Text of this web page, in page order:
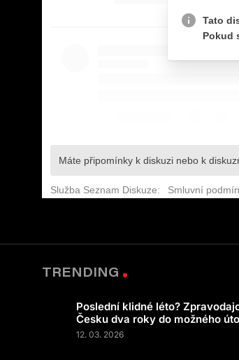
TRENDING
Poslední klidné léto?
Česku dva roky do možného
12. 03. 2026